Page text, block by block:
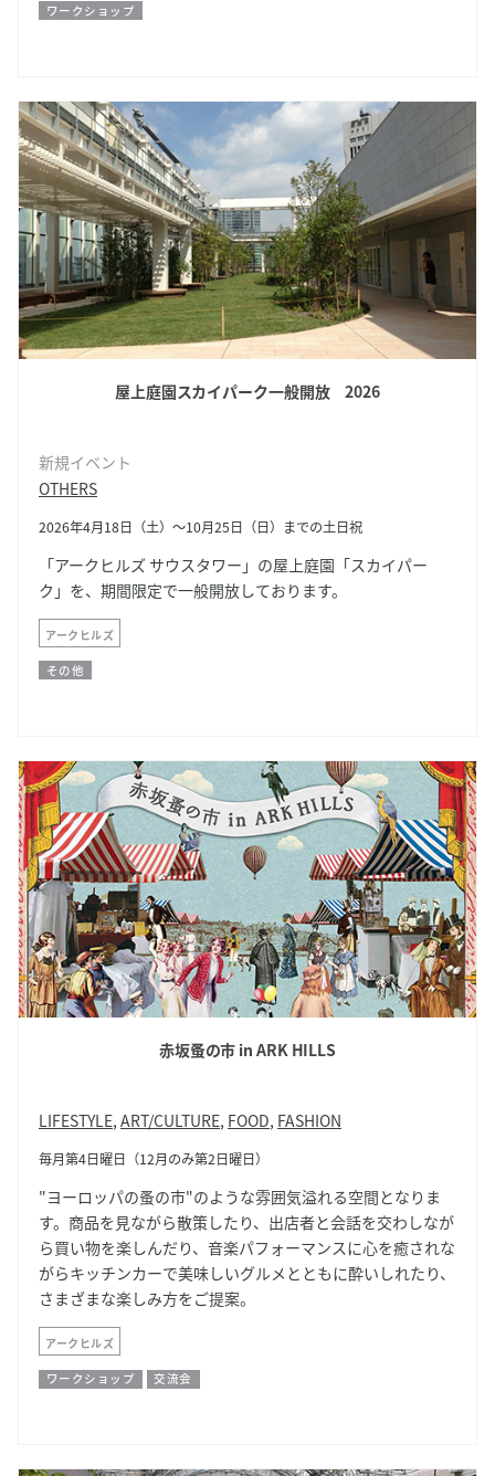
サイト内検索
ワークショップ
屋上庭園スカイパーク一般開放 2026
新規イベント
OTHERS
2026年4月18日（土）～10月25日（日）までの土日祝
「アークヒルズ サウスタワー」の屋上庭園「スカイパー
ク」を、期間限定で一般開放しております。
アークヒルズ
その他
赤坂蚤の市 in ARK HILLS
LIFESTYLE, ART/CULTURE, FOOD, FASHION
毎月第4日曜日（12月のみ第2日曜日）
"ヨーロッパの蚤の市"のような雰囲気溢れる空間となりま
す。商品を見ながら散策したり、出店者と会話を交わしなが
ら買い物を楽しんだり、音楽パフォーマンスに心を癒されな
がらキッチンカーで美味しいグルメとともに酔いしれたり、
さまざまな楽しみ方をご提案。
アークヒルズ
ワークショップ 交流会